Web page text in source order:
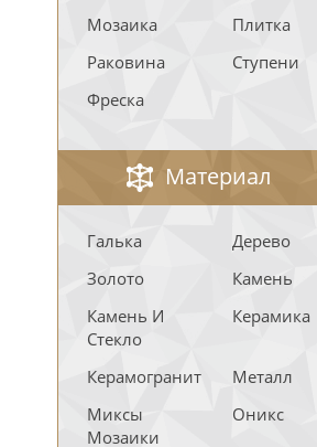
Мозаика
Плитка
Раковина
Ступени
Фреска
Материал
Галька
Дерево
Золото
Камень
Камень И
Стекло
Керамика
Керамогранит
Металл
Миксы
Мозаики
Оникс